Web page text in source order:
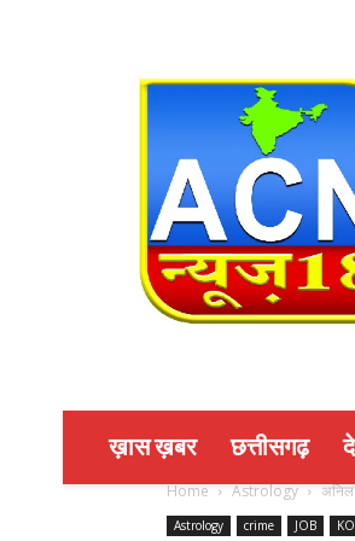
ख़ास ख़बर छत्तीसगढ़
Home Astrology अनिल
Astrology crime JOB